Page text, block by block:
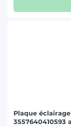
Plaque
3557640410593